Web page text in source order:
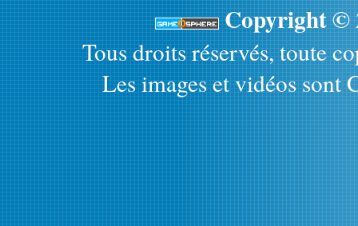
Copyright ©
Tous droits réservés, toute
Les images et vidéos